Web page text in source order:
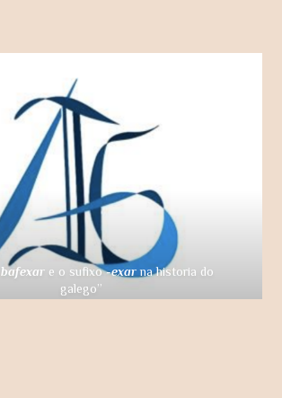
bafexare o sufixo-exarna historia do
galego”